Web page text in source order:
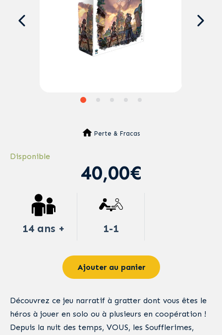
Perte & Fracas
Disponible
40,00€
14 ans + 1-1
Ajouter au panier
Découvrez ce jeu narratif à gratter dont vous êtes le
héros à jouer en solo ou à plusieurs en coopération !
Depuis la nuit des temps, VOUS, les Soufflerimes,